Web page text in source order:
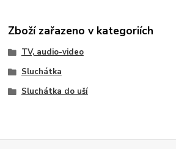
Zboží zařazeno v kategoriích
TV, audio-video
Sluchátka
Sluchátka do uší